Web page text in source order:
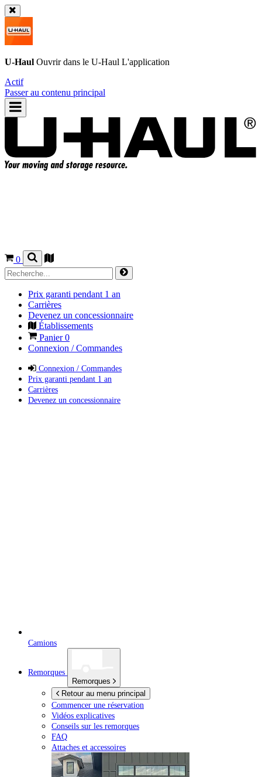
U-Haul Ouvrir dans le U-Haul L'application
Actif
Passer au contenu principal
0
Prix garanti pendant 1 an
Carrières
Devenez un concessionnaire
Établissements
Panier0
Connexion / Commandes
Connexion / Commandes
Prix garanti pendant 1 an
Carrières
Devenez un concessionnaire
Camions
Remorques
Remorques
Retour au menu principal
Commencer une réservation
Vidéos explicatives
Conseils sur les remorques
FAQ
Attaches et accessoires